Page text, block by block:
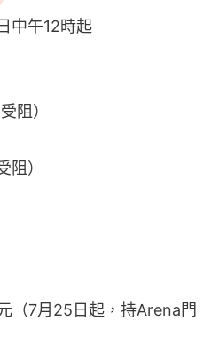
中午12時起
阻）
）
（7月25日起，持Arena門